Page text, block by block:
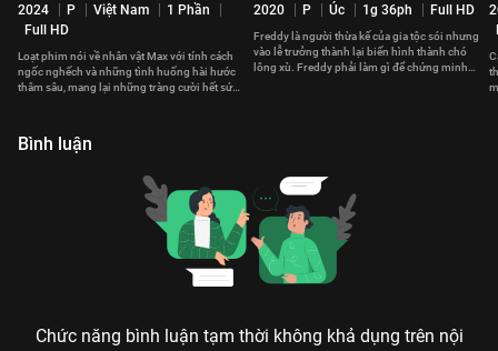
2024 P Việt Nam
1 Phần
Full HD
Loạt phim nói về nhân vật Max với tính cách
ngốc nghếch và những tình huống hài hước
thâm sâu, mang lại những tràng cười hết sức
2020 P Úc 1g 36ph Full HD
Freddy là người thừa kế của gia tộc sói nhưng
vào lễ trưởng thành lại biến hình thành chó
lông xù. Freddy phải làm gì để chứng minh
Bình luận
Chức năng bình luận tạm thời không khả dụng trên nội